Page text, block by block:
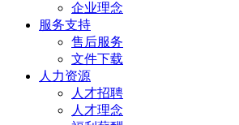
企业理念
服务支持
售后服务
文件下载
人力资源
人才招聘
人才理念